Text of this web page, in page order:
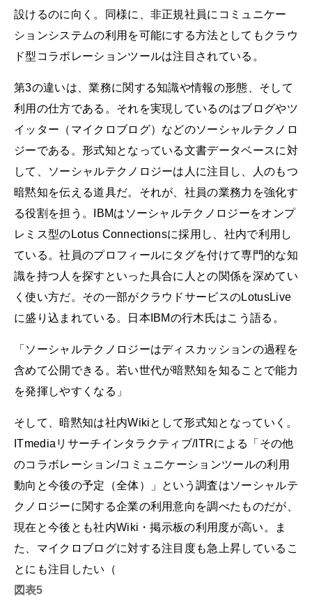
設けるのに向く。同様に、非正規社員にコミュニケー
ションシステムの利用を可能にする方法としてもクラウ
ド型コラボレーションツールは注目されている。
第3の違いは、業務に関する知識や情報の形態、そして
利用の仕方である。それを実現しているのはブログやツ
イッター（マイクロブログ）などのソーシャルテクノロ
ジーである。形式知となっている文書データベースに対
して、ソーシャルテクノロジーは人に注目し、人のもつ
暗黙知を伝える道具だ。それが、社員の業務力を強化す
る役割を担う。IBMはソーシャルテクノロジーをオンプ
レミス型のLotus Connectionsに採用し、社内で利用し
ている。社員のプロフィールにタグを付けて専門的な知
識を持つ人を探すといった具合に人との関係を深めてい
く使い方だ。その一部がクラウドサービスのLotusLive
に盛り込まれている。日本IBMの行木氏はこう語る。
「ソーシャルテクノロジーはディスカッションの過程を
含めて公開できる。若い世代が暗黙知を知ることで能力
を発揮しやすくなる」
そして、暗黙知は社内Wikiとして形式知となっていく。
ITmediaリサーチインタラクティブ/ITRによる「その他
のコラボレーション/コミュニケーションツールの利用
動向と今後の予定（全体）」という調査はソーシャルテ
クノロジーに関する企業の利用意向を調べたものだが、
現在と今後とも社内Wiki・掲示板の利用度が高い。ま
た、マイクロブログに対する注目度も急上昇しているこ
とにも注目したい（
図表5